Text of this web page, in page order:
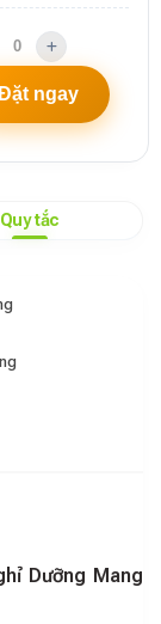
ngay
Quy tắc
Dưỡng Mang